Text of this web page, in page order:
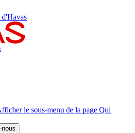
d'Havas
le sous-menu de la page Qui
nous